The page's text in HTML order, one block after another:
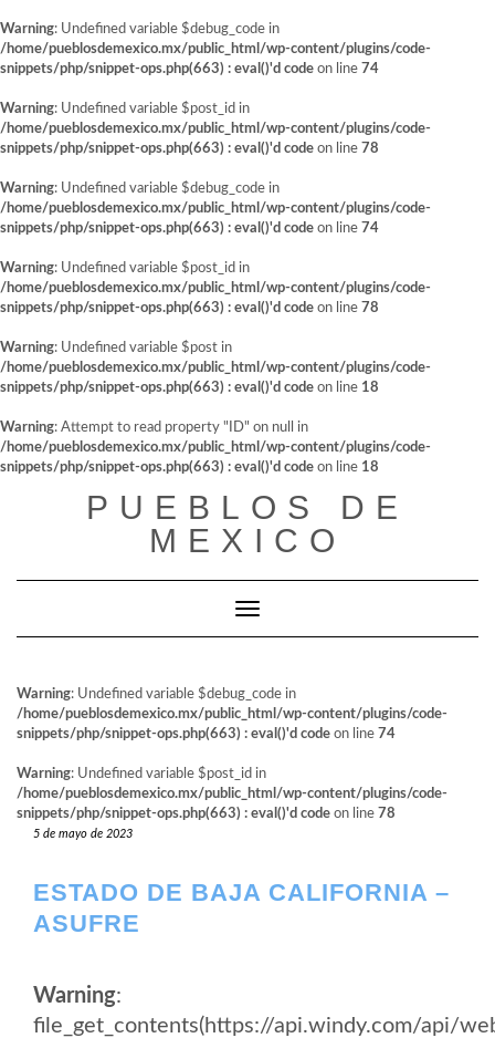
Warning: Undefined variable $debug_code in
/home/pueblosdemexico.mx/public_html/wp-content/plugins/code-
snippets/php/snippet-ops.php(663) : eval()'d code on line 74
Warning: Undefined variable $post_id in
/home/pueblosdemexico.mx/public_html/wp-content/plugins/code-
snippets/php/snippet-ops.php(663) : eval()'d code on line 78
Warning: Undefined variable $debug_code in
/home/pueblosdemexico.mx/public_html/wp-content/plugins/code-
snippets/php/snippet-ops.php(663) : eval()'d code on line 74
Warning: Undefined variable $post_id in
/home/pueblosdemexico.mx/public_html/wp-content/plugins/code-
snippets/php/snippet-ops.php(663) : eval()'d code on line 78
Warning: Undefined variable $post in
/home/pueblosdemexico.mx/public_html/wp-content/plugins/code-
snippets/php/snippet-ops.php(663) : eval()'d code on line 18
Warning: Attempt to read property "ID" on null in
/home/pueblosdemexico.mx/public_html/wp-content/plugins/code-
snippets/php/snippet-ops.php(663) : eval()'d code on line 18
PUEBLOS DE
MEXICO
Cambiar modo de navegación
Warning: Undefined variable $debug_code in
/home/pueblosdemexico.mx/public_html/wp-content/plugins/code-
snippets/php/snippet-ops.php(663) : eval()'d code on line 74
Warning: Undefined variable $post_id in
/home/pueblosdemexico.mx/public_html/wp-content/plugins/code-
snippets/php/snippet-ops.php(663) : eval()'d code on line 78
5 de mayo de 2023
ESTADO DE BAJA CALIFORNIA –
ASUFRE
Warning:
file_get_contents(https://api.windy.com/api/